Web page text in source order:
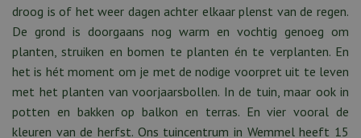
droog is of het weer dagen achter elkaar plenst van de regen.
De grond is doorgaans nog warm en vochtig genoeg om
planten, struiken en bomen te planten én te verplanten. En
het is hét moment om je met de nodige voorpret uit te leven
met het planten van voorjaarsbollen. In de tuin, maar ook in
potten en bakken op balkon en terras. En vier vooral de
kleuren van de herfst. Ons tuincentrum in Wemmel heeft 15